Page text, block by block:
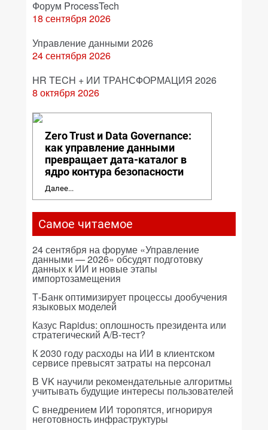
Форум ProcessTech
18 сентября 2026
Управление данными 2026
24 сентября 2026
HR TECH + ИИ ТРАНСФОРМАЦИЯ 2026
8 октября 2026
Zero Trust и Data Governance:
как управление данными
превращает дата-каталог в
ядро контура безопасности
Далее...
Самое читаемое
24 сентября на форуме «Управление
данными — 2026» обсудят подготовку
данных к ИИ и новые этапы
импортозамещения
Т-Банк оптимизирует процессы дообучения
языковых моделей
Казус Rapidus: оплошность президента или
стратегический A/B-тест?
К 2030 году расходы на ИИ в клиентском
сервисе превысят затраты на персонал
В VK научили рекомендательные алгоритмы
учитывать будущие интересы пользователей
С внедрением ИИ торопятся, игнорируя
неготовность инфраструктуры